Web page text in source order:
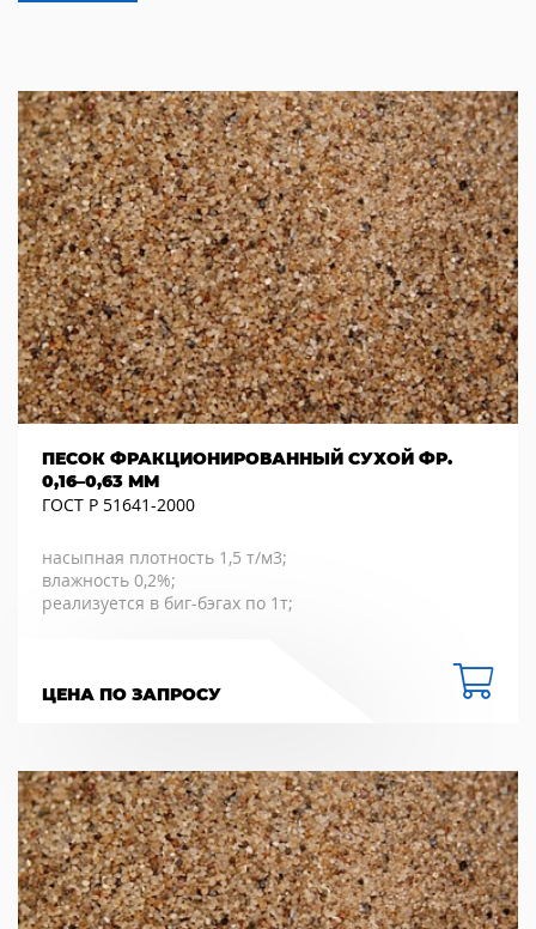
ПЕСОК ФРАКЦИОНИРОВАННЫЙ СУХОЙ ФР.
0,16–0,63 ММ
ГОСТ Р 51641-2000
насыпная плотность 1,5 т/м3;
влажность 0,2%;
реализуется в биг-бэгах по 1т;
ЦЕНА ПО ЗАПРОСУ